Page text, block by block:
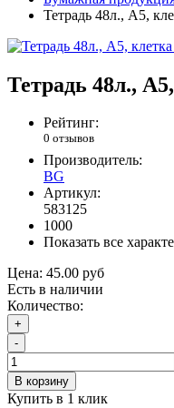
Тетрадь 48л., А5,
Тетрадь 48л.,
Рейтинг:
0 отзывов
Производитель:
BG
Артикул:
583125
1000
Показать все
Цена: 45.00 руб
Есть в наличии
Количество:
+
-
В корзину
Купить в 1 клик